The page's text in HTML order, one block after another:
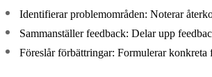
Identifierar problemområden: Noterar
Sammanställer feedback: Delar upp
Föreslår förbättringar: Formulerar konkreta